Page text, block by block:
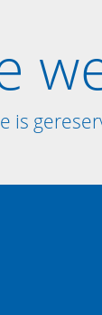
is